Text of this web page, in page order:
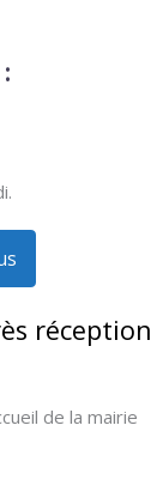
réception
de la mairie